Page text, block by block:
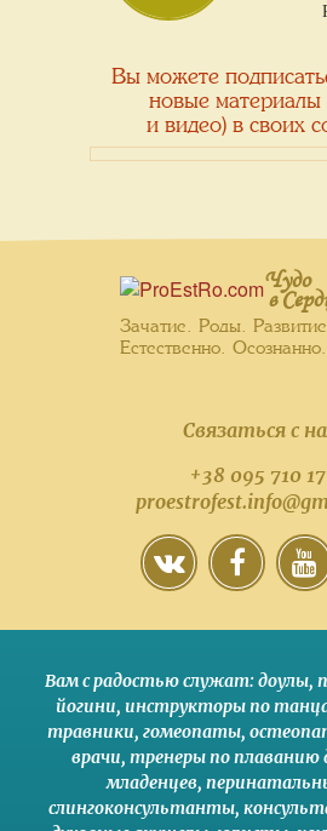
Вы можете
новые материалы
и видео) в своих
Чудо
в
Зачатие. Роды.
Естественно.
Связаться с
+38 095 710
Вам с радостью служат:доулы,
йогини, инструкторы по
травники, гомеопаты,
врачи, тренеры по плаванию
младенцев,
слингоконсультанты,